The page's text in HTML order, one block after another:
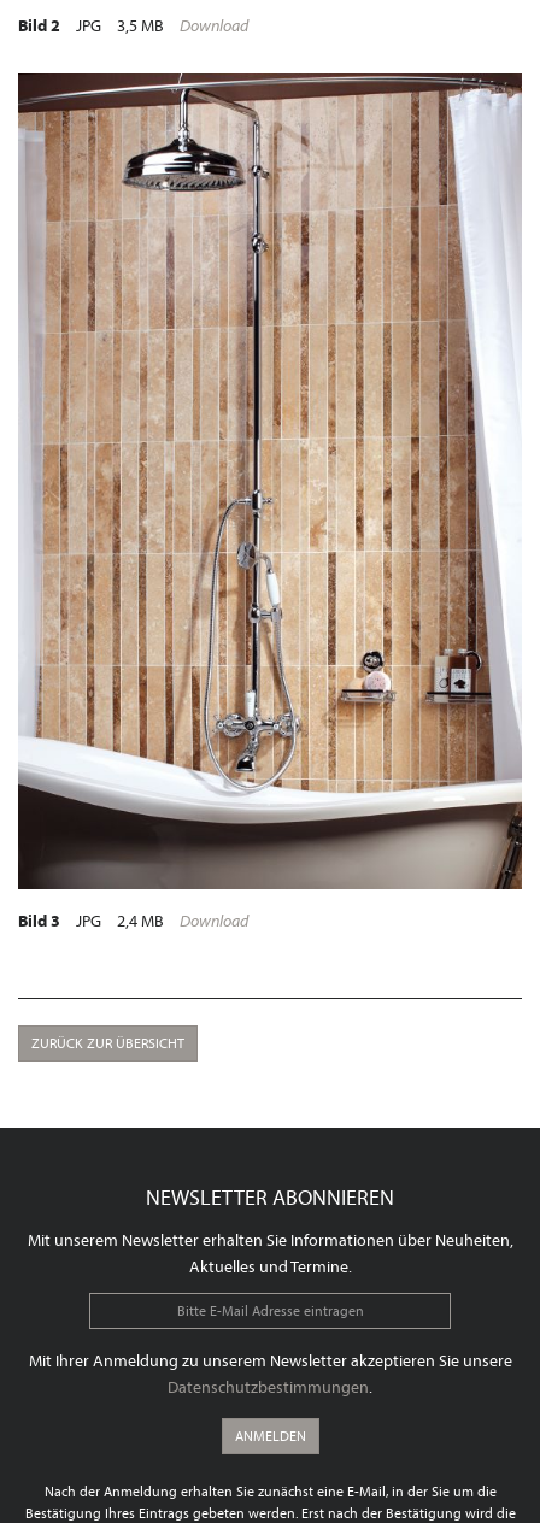
Bild 2 JPG 3,5 MB Download
Bild 3 JPG 2,4 MB Download
ZURÜCK ZUR ÜBERSICHT
NEWSLETTER ABONNIEREN
Mit unserem Newsletter erhalten Sie Informationen über Neuheiten,
Aktuelles und Termine.
Mit Ihrer Anmeldung zu unserem Newsletter akzeptieren Sie unsere
Datenschutzbestimmungen.
ANMELDEN
Nach der Anmeldung erhalten Sie zunächst eine E-Mail, in der Sie um die
Bestätigung Ihres Eintrags gebeten werden. Erst nach der Bestätigung wird die